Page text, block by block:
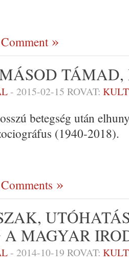
TÁMAD,
- 2015-02-15 ROVAT:
betegség után
(1940-2018).
A MAGYAR
- 2014-10-19 ROVAT: